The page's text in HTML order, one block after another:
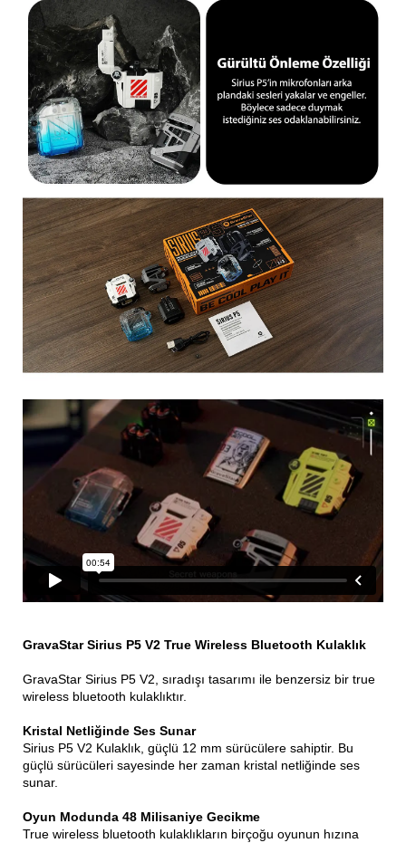
GravaStar Sirius P5 V2 True Wireless Bluetooth Kulaklık
GravaStar Sirius P5 V2, sıradışı tasarımı ile benzersiz bir true
wireless bluetooth kulaklıktır.
Kristal Netliğinde Ses Sunar
Sirius P5 V2 Kulaklık, güçlü 12 mm sürücülere sahiptir. Bu
güçlü sürücüleri sayesinde her zaman kristal netliğinde ses
sunar.
Oyun Modunda 48 Milisaniye Gecikme
True wireless bluetooth kulaklıkların birçoğu oyunun hızına